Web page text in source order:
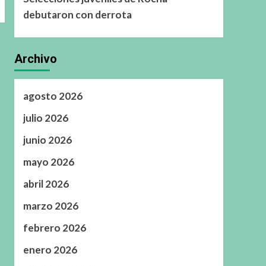
debutaron con derrota
Archivo
agosto 2026
julio 2026
junio 2026
mayo 2026
abril 2026
marzo 2026
febrero 2026
enero 2026